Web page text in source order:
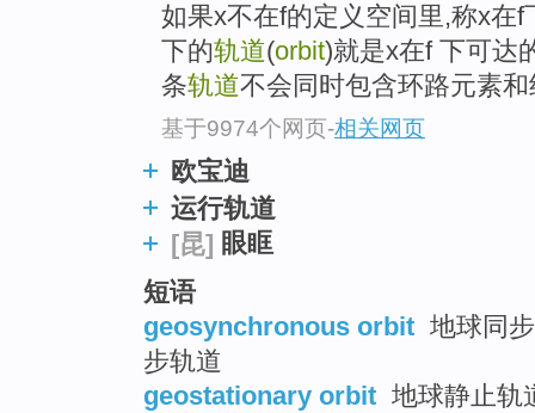
如果x不在f的定义空间里,称x在
下的轨道(orbit)就是x在f 下可达
条轨道不会同时包含环路元素
基于9974个网页-相关网页
欧宝迪
运行轨道
[昆] 眼眶
短语
geosynchronous orbit 地球同
步轨道
geostationary orbit 地球静止轨